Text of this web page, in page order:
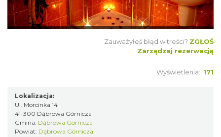
Zauważyłeś błąd w treści? ZGŁOŚ
Zarządzaj rezerwacją
Wyświetlenia: 171
Lokalizacja:
Ul. Morcinka 14
41-300 Dąbrowa Górnicza
Gmina: Dąbrowa Górnicza
Powiat: Dąbrowa Górnicza